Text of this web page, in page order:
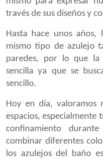
través de sus diseños y
Hasta hace unos
mismo tipo de azulejo
paredes, por lo que la
sencilla ya que se
sencillo.
Hoy en día, valoramos
espacios, especialmente
confinamiento
combinar diferentes
los azulejos del baño